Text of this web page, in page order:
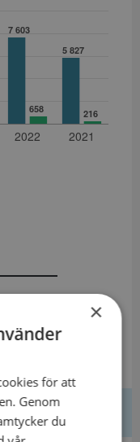
×
för att
Genom
du